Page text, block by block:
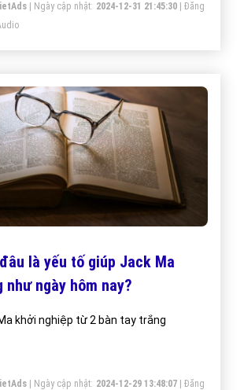
| Ngày cập nhật: 2024-12-31 21:45:30|Đăng
là yếu tố giúp Jack Ma
như ngày hôm nay?
khởi nghiệp từ 2 bàn tay trắng
| Ngày cập nhật: 2024-12-29 13:48:07|Đăng